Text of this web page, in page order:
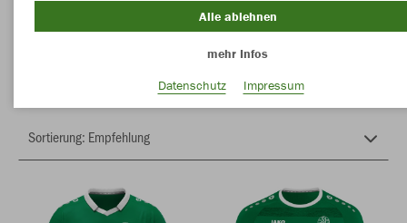
Alle ablehnen
mehr Infos
Datenschutz
Impressum